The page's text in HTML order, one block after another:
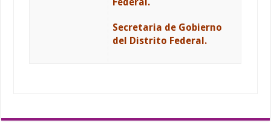
Federal.
Secretaria de Gobierno
del Distrito Federal.